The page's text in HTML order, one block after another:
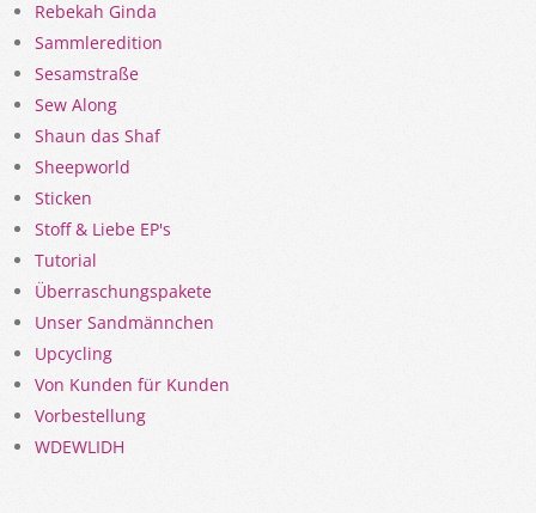
Rebekah Ginda
Sammleredition
Sesamstraße
Sew Along
Shaun das Shaf
Sheepworld
Sticken
Stoff & Liebe EP's
Tutorial
Überraschungspakete
Unser Sandmännchen
Upcycling
Von Kunden für Kunden
Vorbestellung
WDEWLIDH